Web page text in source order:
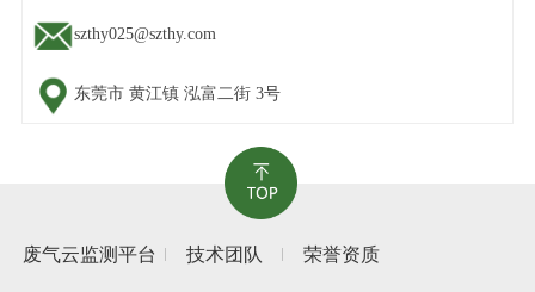
szthy025@szthy.com
东莞市 黄江镇 泓富二街 3号
废气云监测平台 技术团队 荣誉资质